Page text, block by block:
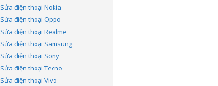
Sửa điện thoại Nokia
Sửa điện thoại Oppo
Sửa điện thoại Realme
Sửa điện thoại Samsung
Sửa điện thoại Sony
Sửa điện thoại Tecno
Sửa điện thoại Vivo